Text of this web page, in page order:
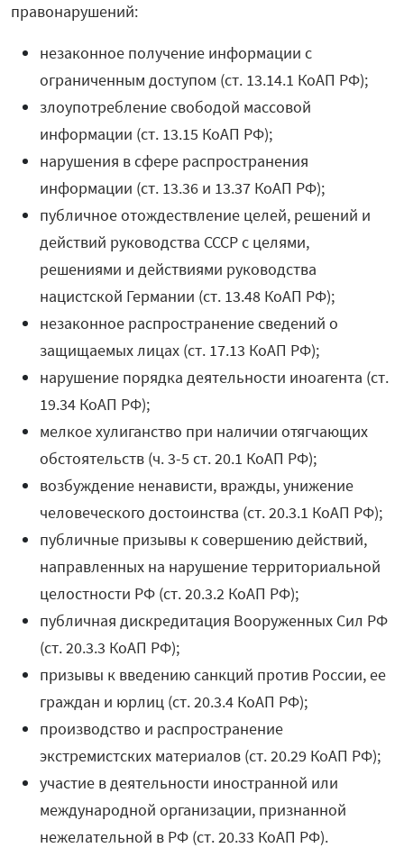
правонарушений:
незаконное получение информации с
ограниченным доступом (ст. 13.14.1 КоАП РФ);
злоупотребление свободой массовой
информации (ст. 13.15 КоАП РФ);
нарушения в сфере распространения
информации (ст. 13.36 и 13.37 КоАП РФ);
публичное отождествление целей, решений и
действий руководства СССР с целями,
решениями и действиями руководства
нацистской Германии (ст. 13.48 КоАП РФ);
незаконное распространение сведений о
защищаемых лицах (ст. 17.13 КоАП РФ);
нарушение порядка деятельности иноагента (ст.
19.34 КоАП РФ);
мелкое хулиганство при наличии отягчающих
обстоятельств (ч. 3-5 ст. 20.1 КоАП РФ);
возбуждение ненависти, вражды, унижение
человеческого достоинства (ст. 20.3.1 КоАП РФ);
публичные призывы к совершению действий,
направленных на нарушение территориальной
целостности РФ (ст. 20.3.2 КоАП РФ);
публичная дискредитация Вооруженных Сил РФ
(ст. 20.3.3 КоАП РФ);
призывы к введению санкций против России, ее
граждан и юрлиц (ст. 20.3.4 КоАП РФ);
производство и распространение
экстремистских материалов (ст. 20.29 КоАП РФ);
участие в деятельности иностранной или
международной организации, признанной
нежелательной в РФ (ст. 20.33 КоАП РФ).